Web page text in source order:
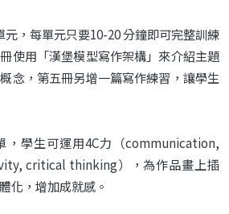
，每單元只要10-20 分鐘即可完整訓練
使用「漢堡模型寫作架構」來介紹主題
念，第五冊另增一篇寫作練習，讓學生
學生可運用4C力（communication,
critical thinking），為作品畫上插
化，增加成就感。